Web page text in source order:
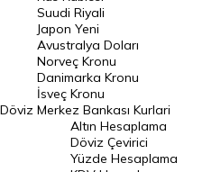
Avustralya Doları
Danimarka Kronu Kuru
Kanada Doları Kuru
Norveç Kronu Kuru
İsveç Kronu Kuru
Japon Yeni Kuru
Döviz
Suudi Riyali
Japon Yeni
Avustralya Doları
Norveç Kronu
Danimarka Kronu
İsveç Kronu
Merkez Bankası Kurlari
Altın Hesaplama
Döviz Çevirici
Yüzde Hesaplama